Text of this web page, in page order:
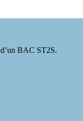
BAC ST2S.